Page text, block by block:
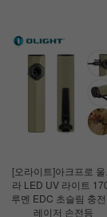
[오라이트]아크프로 울
라 LED UV 라이트
루멘 EDC 초슬림 충전
레이저 손전등